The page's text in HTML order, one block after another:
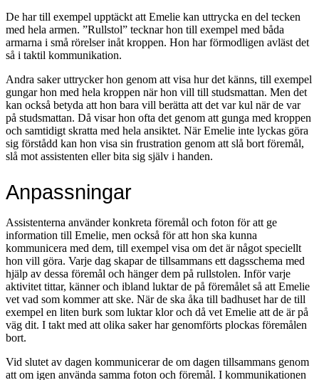
De har till exempel upptäckt att Emelie kan uttrycka en del tecken
med hela armen. ”Rullstol” tecknar hon till exempel med båda
armarna i små rörelser inåt kroppen. Hon har förmodligen avläst det
så i taktil kommunikation.
Andra saker uttrycker hon genom att visa hur det känns, till exempel
gungar hon med hela kroppen när hon vill till studsmattan. Men det
kan också betyda att hon bara vill berätta att det var kul när de var
på studsmattan. Då visar hon ofta det genom att gunga med kroppen
och samtidigt skratta med hela ansiktet. När Emelie inte lyckas göra
sig förstådd kan hon visa sin frustration genom att slå bort föremål,
slå mot assistenten eller bita sig själv i handen.
Anpassningar
Assistenterna använder konkreta föremål och foton för att ge
information till Emelie, men också för att hon ska kunna
kommunicera med dem, till exempel visa om det är något speciellt
hon vill göra. Varje dag skapar de tillsammans ett dagsschema med
hjälp av dessa föremål och hänger dem på rullstolen. Inför varje
aktivitet tittar, känner och ibland luktar de på föremålet så att Emelie
vet vad som kommer att ske. När de ska åka till badhuset har de till
exempel en liten burk som luktar klor och då vet Emelie att de är på
väg dit. I takt med att olika saker har genomförts plockas föremålen
bort.
Vid slutet av dagen kommunicerar de om dagen tillsammans genom
att om igen använda samma foton och föremål. I kommunikationen